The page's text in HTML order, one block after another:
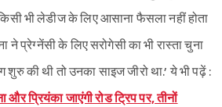
भी लेडीज के लिए आसाना फैसला नहीं होता
ने प्रेग्नेंसी के लिए सरोगेसी का भी रास्ता चुना
की थी तो उनका साइज जीरो था.’ ये भी पढ़ें :
प्रियंका जाएंगी रोड ट्रिप पर, तीनों